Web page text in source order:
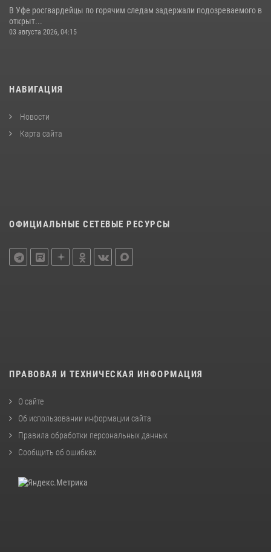
В Уфе росгвардейцы по горячим следам задержали подозреваемого в
открыт...
03 августа 2026, 04:15
НАВИГАЦИЯ
Новости
Карта сайта
ОФИЦИАЛЬНЫЕ СЕТЕВЫЕ РЕСУРСЫ
ПРАВОВАЯ И ТЕХНИЧЕСКАЯ ИНФОРМАЦИЯ
О сайте
Об использовании информации сайта
Правила обработки персональных данных
Сообщить об ошибках